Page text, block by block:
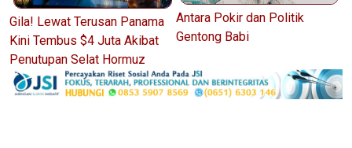
Gila! Lewat Terusan Panama
Kini Tembus $4 Juta Akibat
Penutupan Selat Hormuz
Antara Pokir dan Politik
Gentong Babi